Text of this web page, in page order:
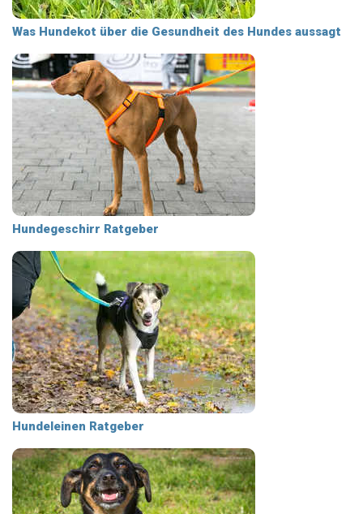
Was Hundekot über die Gesundheit des Hundes aussagt
Hundegeschirr Ratgeber
Hundeleinen Ratgeber